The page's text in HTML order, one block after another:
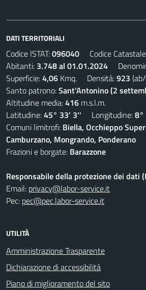
DATI TERRITORIALI
Codice ISTAT:096040 Codice
Abitanti: 3.748 al 01.01.2024
Superficie:4,06 Kmq. Densità:923
Santo patrono:Sant'Antonino (2
Altitudine media:416 m.s.l.m.
Latitudine:45° 33' 3'' Longitudine:
Comuni limitrofi: Biella, Occhieppo
Camburzano, Mongrando, Ponderano
Frazioni e borgate: Barazzone
Responsabile della protezione dei dati
Email: privacy@labor-service.it
Pec: pec@pec.labor-service.it
UTILITÀ
Amministrazione Trasparente
Dichiarazione di accessibilità
Piano di miglioramento del sito